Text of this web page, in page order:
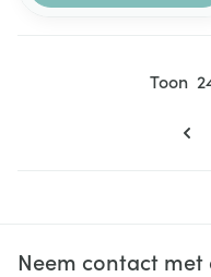
Toon
Neem contact met